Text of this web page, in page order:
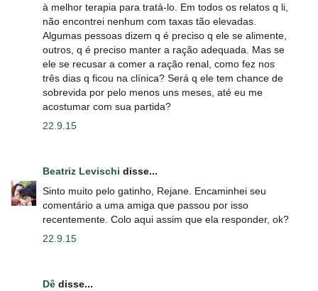
à melhor terapia para tratá-lo. Em todos os relatos q li,
não encontrei nenhum com taxas tão elevadas.
Algumas pessoas dizem q é preciso q ele se alimente,
outros, q é preciso manter a ração adequada. Mas se
ele se recusar a comer a ração renal, como fez nos
três dias q ficou na clínica? Será q ele tem chance de
sobrevida por pelo menos uns meses, até eu me
acostumar com sua partida?
22.9.15
Beatriz Levischi disse...
Sinto muito pelo gatinho, Rejane. Encaminhei seu
comentário a uma amiga que passou por isso
recentemente. Colo aqui assim que ela responder, ok?
22.9.15
Dê disse...